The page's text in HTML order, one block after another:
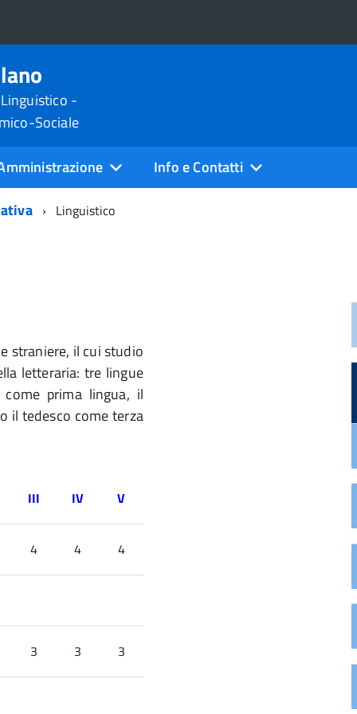
-
Sociale
Info e Contatti
Linguistico
straniere, il cui studio
letteraria: tre lingue
prima lingua, il
il tedesco come terza
III IV V
4 4 4
3 3 3